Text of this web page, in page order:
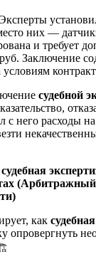
них —
и требует
Заключение
судебной
с него расходы
(Арбитражный
как
опровергнуть